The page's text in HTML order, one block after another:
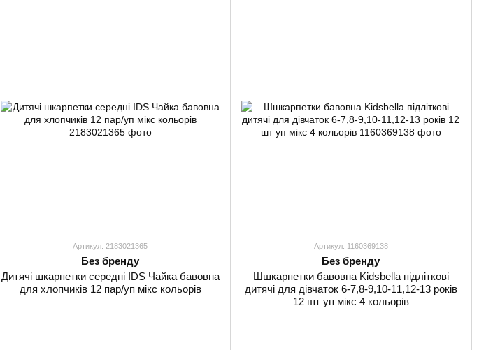
Артикул: 2183021365
Без бренду
Дитячі шкарпетки середні IDS Чайка бавовна
для хлопчиків 12 пар/уп мікс кольорів
Артикул: 1160369138
Без бренду
Шшкарпетки бавовна Kidsbella підліткові
дитячі для дівчаток 6-7,8-9,10-11,12-13 років
12 шт уп мікс 4 кольорів